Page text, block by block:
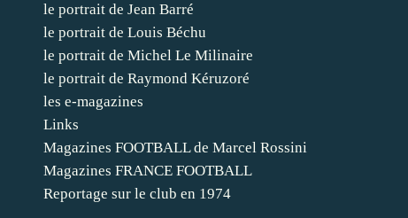
le portrait de Jean Barré
le portrait de Louis Béchu
le portrait de Michel Le Milinaire
le portrait de Raymond Kéruzoré
les e-magazines
Links
Magazines FOOTBALL de Marcel Rossini
Magazines FRANCE FOOTBALL
Reportage sur le club en 1974